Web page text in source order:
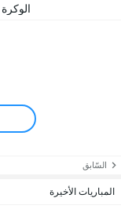
الوكرة
السّابق
المباريات الأخيرة